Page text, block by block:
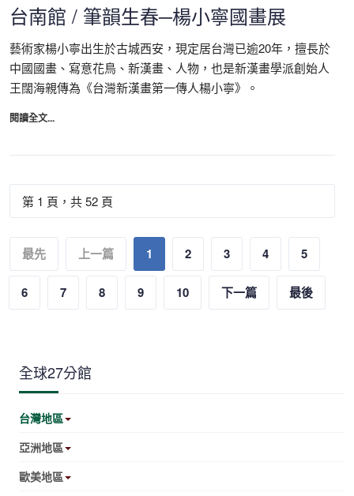
台南館 / 筆韻生春─楊小寧國畫展
藝術家楊小寧出生於古城西安，現定居台灣已逾20年，擅長於
中國國畫、寫意花鳥、新漢畫、人物，也是新漢畫學派創始人
王闊海親傳為《台灣新漢畫第一傳人楊小寧》。
閱讀全文...
第 1 頁，共 52 頁
最先 上一篇 1 2 3 4 5
6 7 8 9 10 下一篇 最後
全球27分館
台灣地區
亞洲地區
歐美地區